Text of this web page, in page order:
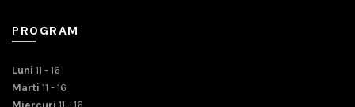
PROGRAM
Luni 11 - 16
Marti 11 - 16